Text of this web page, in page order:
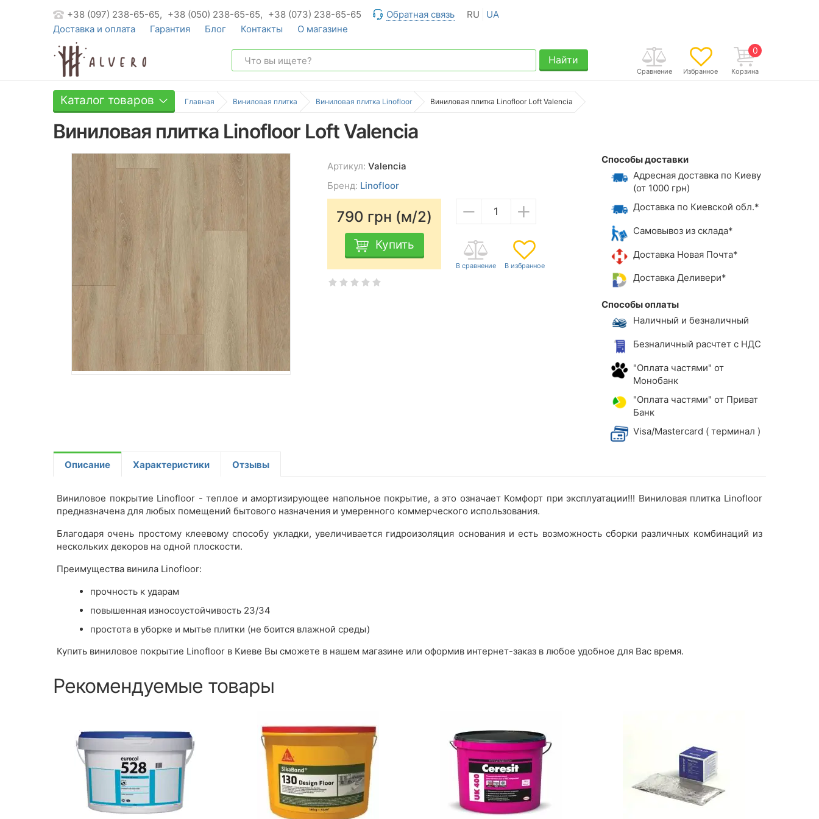
+38 (097) 238-65-65, +38 (050) 238-65-65, +38 (073) 238-65-65 Обратная связь RU
UA
Доставка и оплата
Гарантия Блог Контакты О магазине
0
Корзина
Избранное
Сравнение
Найти
Каталог товаров Главная Виниловая плитка Виниловая плитка Linofloor Виниловая плитка Linofloor Loft Valencia
Виниловая плитка Linofloor Loft Valencia
Артикул: Valencia
Бренд: Linofloor
790 грн (м/2)
Купить
− +
Способы доставки
Адресная доставка по Киеву
(от 1000 грн)
Доставка по Киевской обл.*
Самовывоз из склада*
Доставка Новая Почта*
Доставка Деливери*
Способы оплаты
Наличный и безналичный
Безналичный расчтет с НДС
"Оплата частями" от
Монобанк
"Оплата частями" от Приват
Банк
Visa/Mastercard ( терминал )
Описание Характеристики Отзывы
Виниловое покрытие Linofloor - теплое и амортизирующее напольное покрытие, а это означает Комфорт при эксплуатации!!! Виниловая плитка Linofloor
предназначена для любых помещений бытового назначения и умеренного коммерческого использования.
Благодаря очень простому клеевому способу укладки, увеличивается гидроизоляция основания и есть возможность сборки различных комбинаций из
нескольких декоров на одной плоскости.
Преимущества винила Linofloor:
прочность к ударам
повышенная износоустойчивость 23/34
простота в уборке и мытье плитки (не боится влажной среды)
Купить виниловое покрытие Linofloor в Киеве Вы сможете в нашем магазине или оформив интернет-заказ в любое удобное для Вас время.
Рекомендуемые товары